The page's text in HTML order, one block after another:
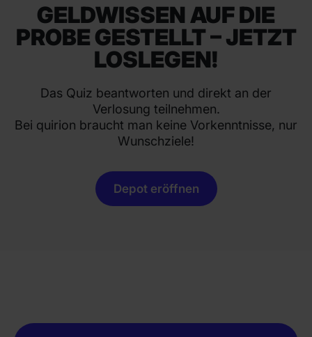
GELDWISSEN AUF DIE
PROBE GESTELLT – JETZT
LOSLEGEN!
Das Quiz beantworten und direkt an der
Verlosung teilnehmen.
Bei quirion braucht man keine Vorkenntnisse, nur
Wunschziele!
Depot eröffnen